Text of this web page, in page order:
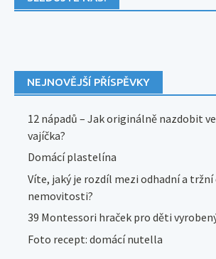
NEJNOVĚJŠÍ PŘÍSPĚVKY
12 nápadů – Jak originálně nazdobit
vajíčka?
Domácí plastelína
Víte, jaký je rozdíl mezi odhadní a tržní
nemovitosti?
39 Montessori hraček pro děti
Foto recept: domácí nutella